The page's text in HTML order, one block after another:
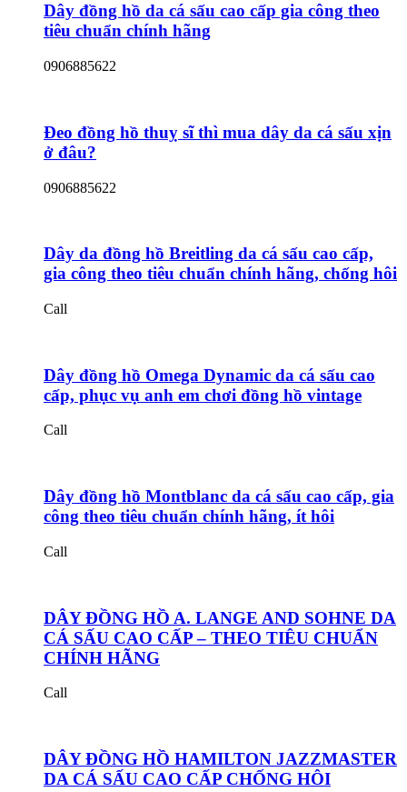
Dây đồng hồ da cá sấu cao cấp gia công theo
tiêu chuẩn chính hãng
0906885622
Đeo đồng hồ thuỵ sĩ thì mua dây da cá sấu xịn
ở đâu?
0906885622
Dây da đồng hồ Breitling da cá sấu cao cấp,
gia công theo tiêu chuẩn chính hãng, chống hôi
Call
Dây đồng hồ Omega Dynamic da cá sấu cao
cấp, phục vụ anh em chơi đồng hồ vintage
Call
Dây đồng hồ Montblanc da cá sấu cao cấp, gia
công theo tiêu chuẩn chính hãng, ít hôi
Call
DÂY ĐỒNG HỒ A. LANGE AND SOHNE DA
CÁ SẤU CAO CẤP – THEO TIÊU CHUẨN
CHÍNH HÃNG
Call
DÂY ĐỒNG HỒ HAMILTON JAZZMASTER
DA CÁ SẤU CAO CẤP CHỐNG HÔI